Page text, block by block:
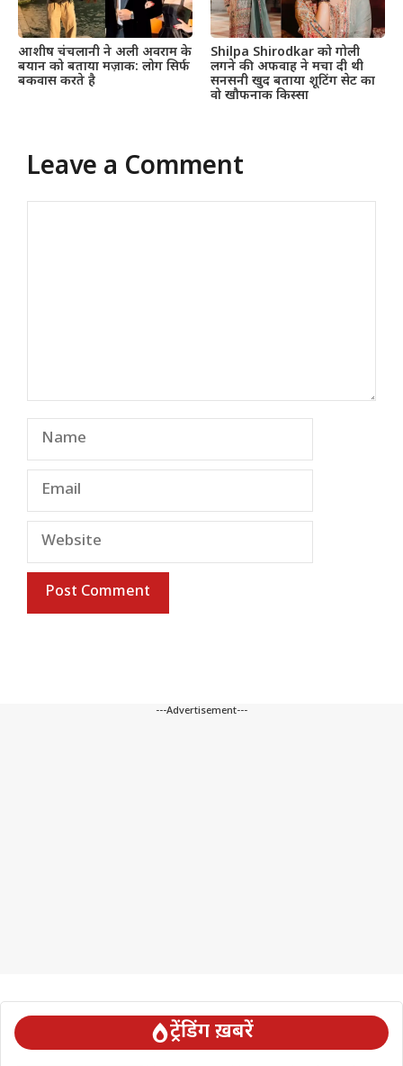
आशीष चंचलानी ने अली अवराम के
बयान को बताया मज़ाक: लोग सिर्फ
बकवास करते है
Shilpa Shirodkar को गोली
लगने की अफवाह ने मचा दी थी
सनसनी खुद बताया शूटिंग सेट का
वो खौफनाक किस्सा
Leave a Comment
Name
Email
Website
---Advertisement---
ट्रेंडिंग ख़बरें